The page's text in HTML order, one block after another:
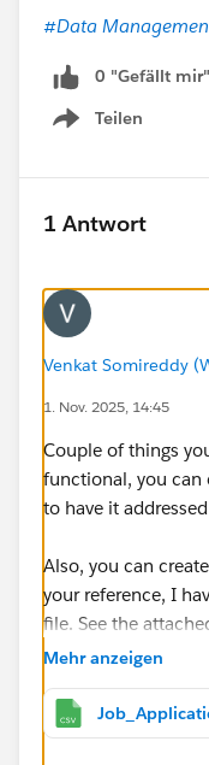
#Data
0 "Gefällt
Teilen
Show menu
1 Antwort
Venkat Somireddy
1. Nov. 2025, 14:45
Couple of things
functional, you can
to have it
Also, you can
your reference, I
file. See the
hope it helps.
Mehr anzeigen